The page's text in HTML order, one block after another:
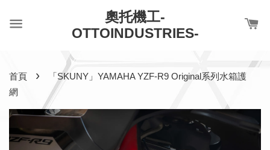
奧托機工-
OTTOINDUSTRIES-
首頁 ›
「SKUNY」YAMAHA YZF-R9 Original系列水箱護
網